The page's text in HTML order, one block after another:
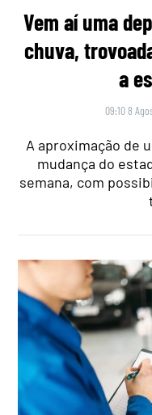
Vem aí uma
chuva,
a
09:10 8
A aproximação de
mudança do
semana, com